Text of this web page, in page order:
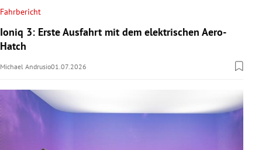
Fahrbericht
Ioniq 3: Erste Ausfahrt mit dem elektrischen Aero-
Hatch
Michael Andrusio01.07.2026